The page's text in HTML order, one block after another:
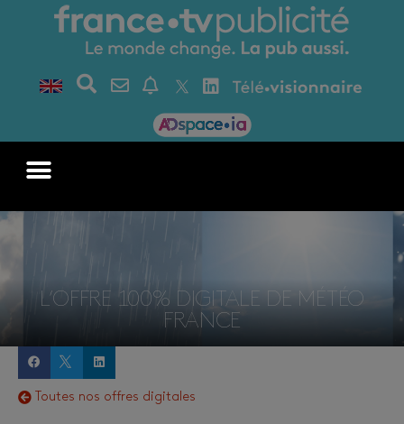
L’OFFRE 100% DIGITALE DE MÉTÉO
FRANCE
Toutes nos offres digitales